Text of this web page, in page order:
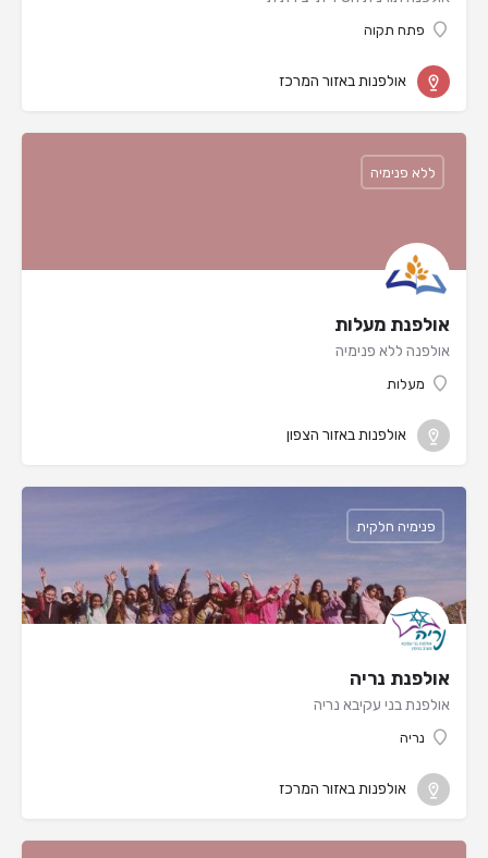
פתח תקוה
אולפנות באזור המרכז
אולפנת מעלות
אולפנה ללא פנימיה
מעלות
ללא פנימיה
אולפנות באזור הצפון
אולפנת נריה
אולפנת בני עקיבא נריה
נריה
פנימיה חלקית
אולפנות באזור המרכז